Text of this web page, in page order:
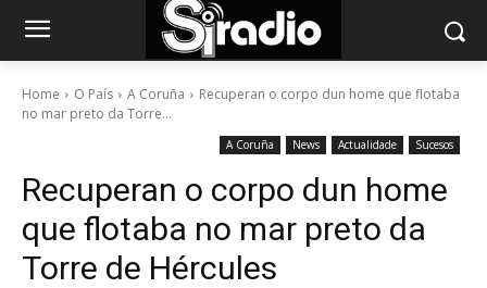
Home O País A Coruña
Recuperan o corpo dun home que flotaba
no mar preto da Torre...
A Coruña News Actualidade Sucesos
Recuperan o corpo dun home
que flotaba no mar preto da
Torre de Hércules